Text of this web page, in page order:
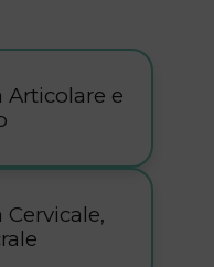
Articolare e